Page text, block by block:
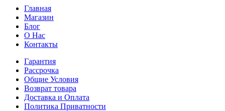
Главная
Магазин
Блог
О Нас
Контакты
Гарантия
Рассрочка
Общие Условия
Возврат товара
Доставка и Оплата
Политика Приватности